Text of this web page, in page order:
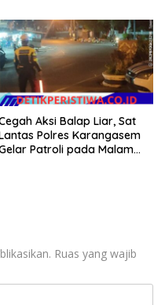
Aksi Balap Liar, Sat
Polres Karangasem
Patroli pada Malam
Ruas yang wajib